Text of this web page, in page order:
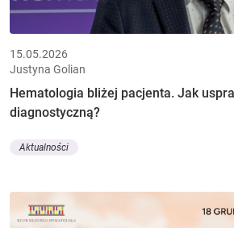
15.05.2026
Justyna Golian
Hematologia bliżej pacjenta. Jak
diagnostyczną?
Aktualności